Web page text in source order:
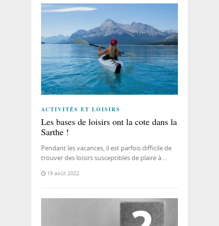
ACTIVITÉS ET LOISIRS
Les bases de loisirs ont la cote dans la
Sarthe !
Pendant les vacances, il est parfois difficile de
trouver des loisirs susceptibles de plaire à…
19 août 2022